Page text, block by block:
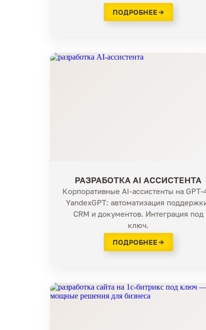
ПОДРОБНЕЕ →
РАЗРАБОТКА AI АССИСТЕНТА
Корпоративные AI-ассистенты на GPT-
YandexGPT: автоматизация
CRM и документов. Интеграция под
ключ.
ПОДРОБНЕЕ →